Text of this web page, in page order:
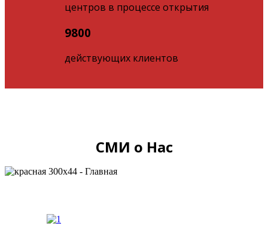
центров в процессе открытия
9800
действующих клиентов
СМИ о Нас